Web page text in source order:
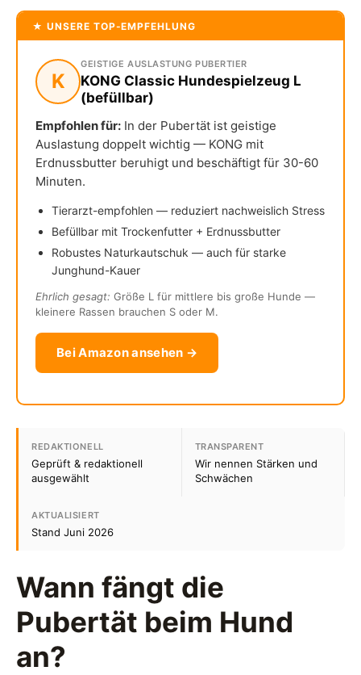
★ UNSERE TOP-EMPFEHLUNG
K
GEISTIGE AUSLASTUNG PUBERTIER
KONG Classic Hundespielzeug L
(befüllbar)
Empfohlen für: In der Pubertät ist geistige
Auslastung doppelt wichtig — KONG mit
Erdnussbutter beruhigt und beschäftigt für 30-60
Minuten.
Tierarzt-empfohlen — reduziert nachweislich Stress
Befüllbar mit Trockenfutter + Erdnussbutter
Robustes Naturkautschuk — auch für starke
Junghund-Kauer
Ehrlich gesagt: Größe L für mittlere bis große Hunde —
kleinere Rassen brauchen S oder M.
Bei Amazon ansehen →
REDAKTIONELL
Geprüft & redaktionell
ausgewählt
TRANSPARENT
Wir nennen Stärken und
Schwächen
AKTUALISIERT
Stand Juni 2026
Wann fängt die
Pubertät beim Hund
an?